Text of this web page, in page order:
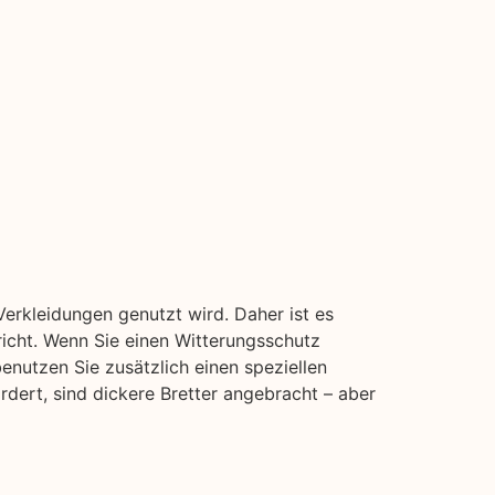
genutzt wird. Daher ist es
Wenn Sie einen Witterungsschutz
Sie zusätzlich einen speziellen
sind dickere Bretter angebracht – aber